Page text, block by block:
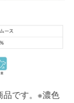
品です。※濃色